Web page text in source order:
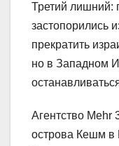
Третий
застопорились
прекратить
но в Западном
Агентство Mehr
острова Кешм в